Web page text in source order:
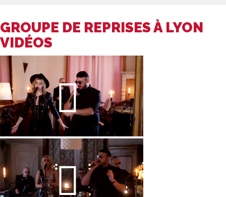
GROUPE DE REPRISES À LYON
VIDÉOS